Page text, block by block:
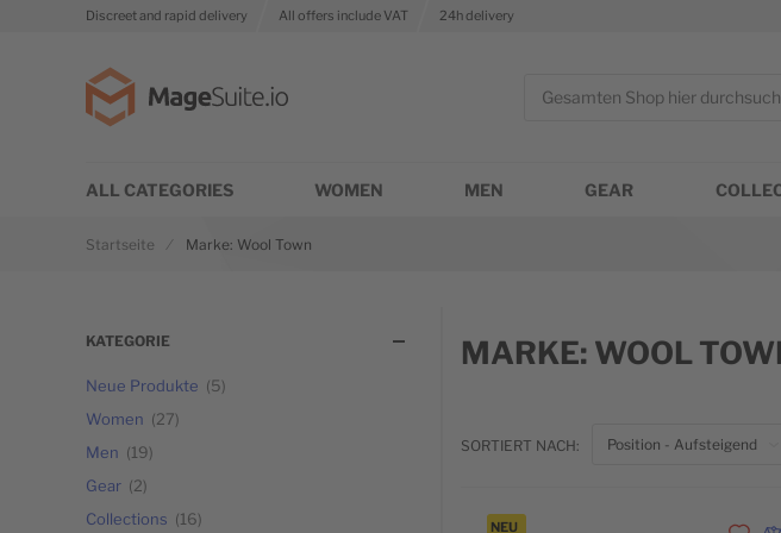
Discreet and rapid delivery All offers include VAT 24h delivery
ALL CATEGORIES WOMEN MEN GEAR
Startseite Marke: Wool Town
MARKE: WOOL
SORTIERT NACH:
NEU
KATEGORIE
Neue Produkte
5
Women
27
Men
19
Gear
2
Collections
16